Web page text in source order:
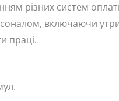
різних систем
включаючи
праці.